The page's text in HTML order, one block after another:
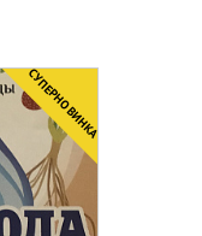
CУПЕРНОВИНКА